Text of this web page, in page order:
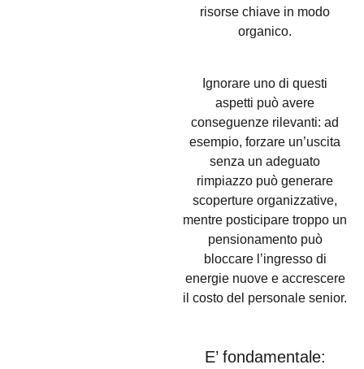
risorse chiave in modo
organico.
Ignorare uno di questi
aspetti può avere
conseguenze rilevanti: ad
esempio, forzare un’uscita
senza un adeguato
rimpiazzo può generare
scoperture organizzative,
mentre posticipare troppo un
pensionamento può
bloccare l’ingresso di
energie nuove e accrescere
il costo del personale senior.
E’ fondamentale: